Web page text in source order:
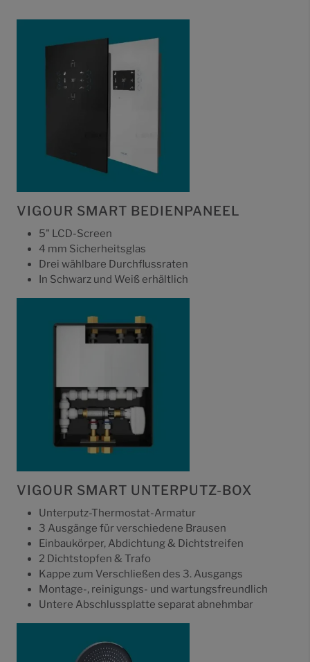
VIGOUR SMART BEDIENPANEEL
5" LCD-Screen
4 mm Sicherheitsglas
Drei wählbare Durchflussraten
In Schwarz und Weiß erhältlich
VIGOUR SMART UNTERPUTZ-BOX
Unterputz-Thermostat-Armatur
3 Ausgänge für verschiedene Brausen
Einbaukörper, Abdichtung & Dichtstreifen
2 Dichtstopfen & Trafo
Kappe zum Verschließen des 3. Ausgangs
Montage-, reinigungs- und wartungsfreundlich
Untere Abschlussplatte separat abnehmbar